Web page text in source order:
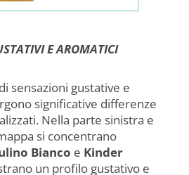
E AROMATICI
sensazioni gustative e
significative differenze
Nella parte sinistra e
si concentrano
Bianco e Kinder
un profilo gustativo e